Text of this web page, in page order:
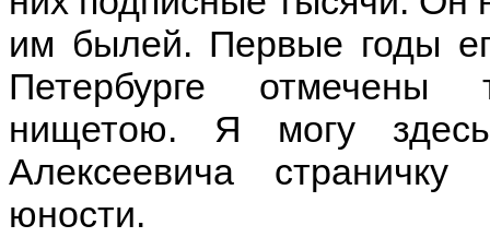
им былей. Первые годы
Петербурге
нищетою. Я могу
Алексеевича страничку
юности.